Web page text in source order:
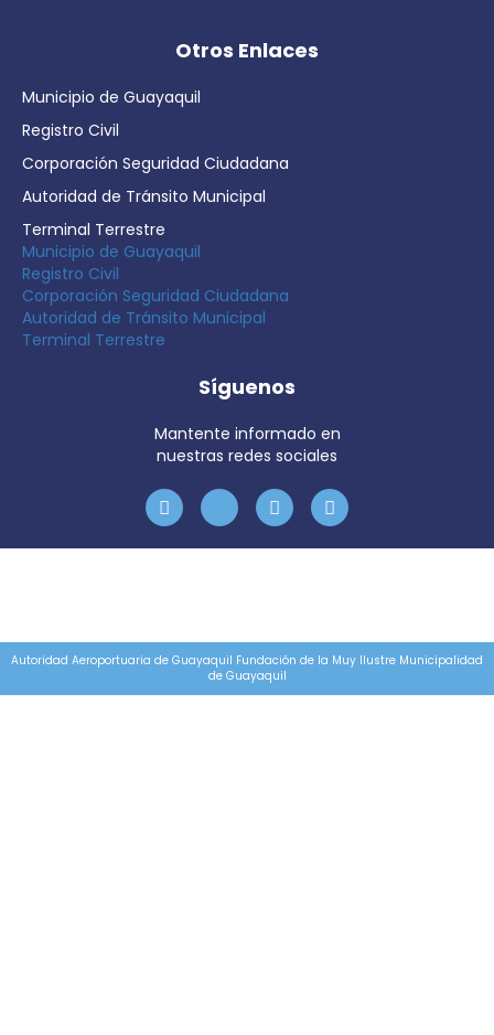
Otros Enlaces
Municipio de Guayaquil
Registro Civil
Corporación Seguridad Ciudadana
Autoridad de Tránsito Municipal
Terminal Terrestre
Municipio de Guayaquil
Registro Civil
Corporación Seguridad Ciudadana
Autoridad de Tránsito Municipal
Terminal Terrestre
Síguenos
Mantente informado en
nuestras redes sociales
Autoridad Aeroportuaria de Guayaquil Fundación de la Muy Ilustre Municipalidad
de Guayaquil